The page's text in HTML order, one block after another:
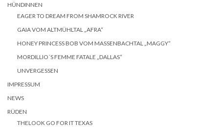
HÜNDINNEN
EAGER TO DREAM FROM SHAMROCK RIVER
GAIA VOM ALTMÜHLTAL „AFRA“
HONEY PRINCESS BOB VOM MASSENBACHTAL „MAGGY“
MORDILLIO´S FEMME FATALE „DALLAS“
UNVERGESSEN
IMPRESSUM
NEWS
RÜDEN
THELOOK GO FOR IT TEXAS